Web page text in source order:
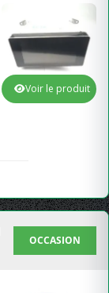
Voir le produit
OCCASION